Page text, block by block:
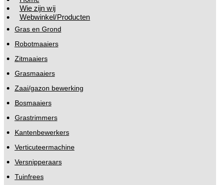
Wie zijn wij
Webwinkel/Producten
Gras en Grond
Robotmaaiers
Zitmaaiers
Grasmaaiers
Zaai/gazon bewerking
Bosmaaiers
Grastrimmers
Kantenbewerkers
Verticuteermachine
Versnipperaars
Tuinfrees